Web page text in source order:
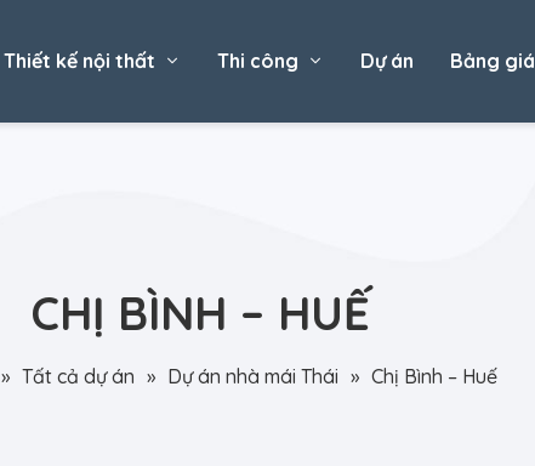
Thiết kế nội thất Thi công Dự án Bảng giá
CHỊ BÌNH – HUẾ
» Tất cả dự án » Dự án nhà mái Thái » Chị Bình – Huế